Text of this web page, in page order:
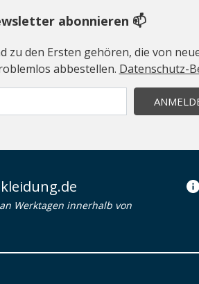
abonnieren 📫
den Ersten gehören, die von
abbestellen. Datenschutz-
Werktagen innerhalb von